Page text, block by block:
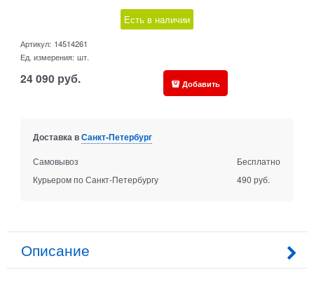
Есть в наличии
Артикул: 14514261
Ед. измерения: шт.
24 090 руб. Добавить
Доставка вСанкт-Петербург
Самовывоз
Бесплатно
Курьером по Санкт-Петербургу
490 руб.
Описание